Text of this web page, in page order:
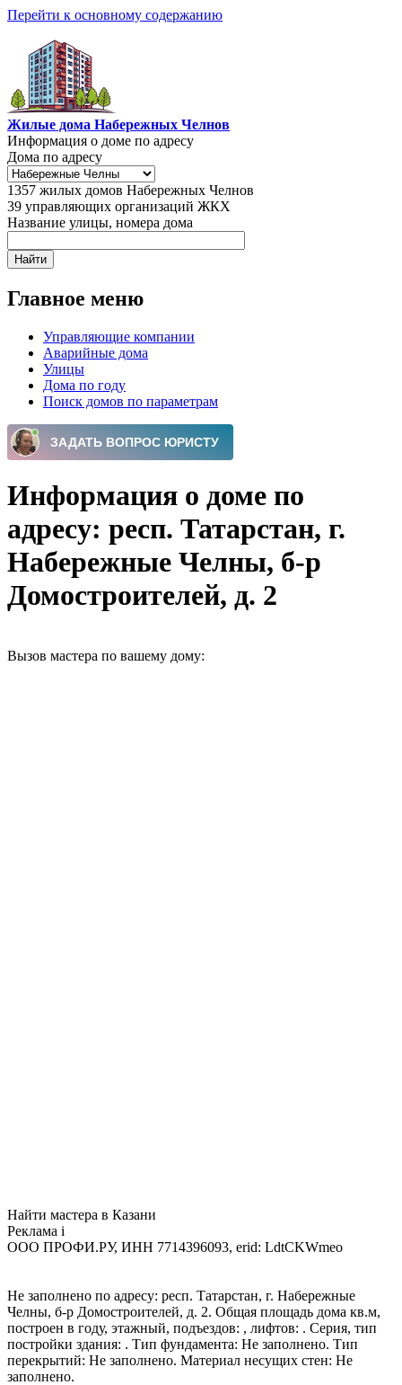
Перейти к основному содержанию
Жилые дома Набережных Челнов
Информация о доме по адресу
Дома по адресу
1357 жилых домов Набережных Челнов
39 управляющих организаций ЖКХ
Название улицы, номера дома
Главное меню
Управляющие компании
Аварийные дома
Улицы
Дома по году
Поиск домов по параметрам
Информация о доме по
адресу: респ. Татарстан, г.
Набережные Челны, б-р
Домостроителей, д. 2
Вызов мастера по вашему дому:
Найти мастера в Казани
Реклама i
ООО ПРОФИ.РУ, ИНН 7714396093, erid: LdtCKWmeo
Не заполнено по адресу: респ. Татарстан, г. Набережные
Челны, б-р Домостроителей, д. 2. Общая площадь дома кв.м,
построен в году, этажный, подъездов: , лифтов: . Серия, тип
постройки здания: . Тип фундамента: Не заполнено. Тип
перекрытий: Не заполнено. Материал несущих стен: Не
заполнено.